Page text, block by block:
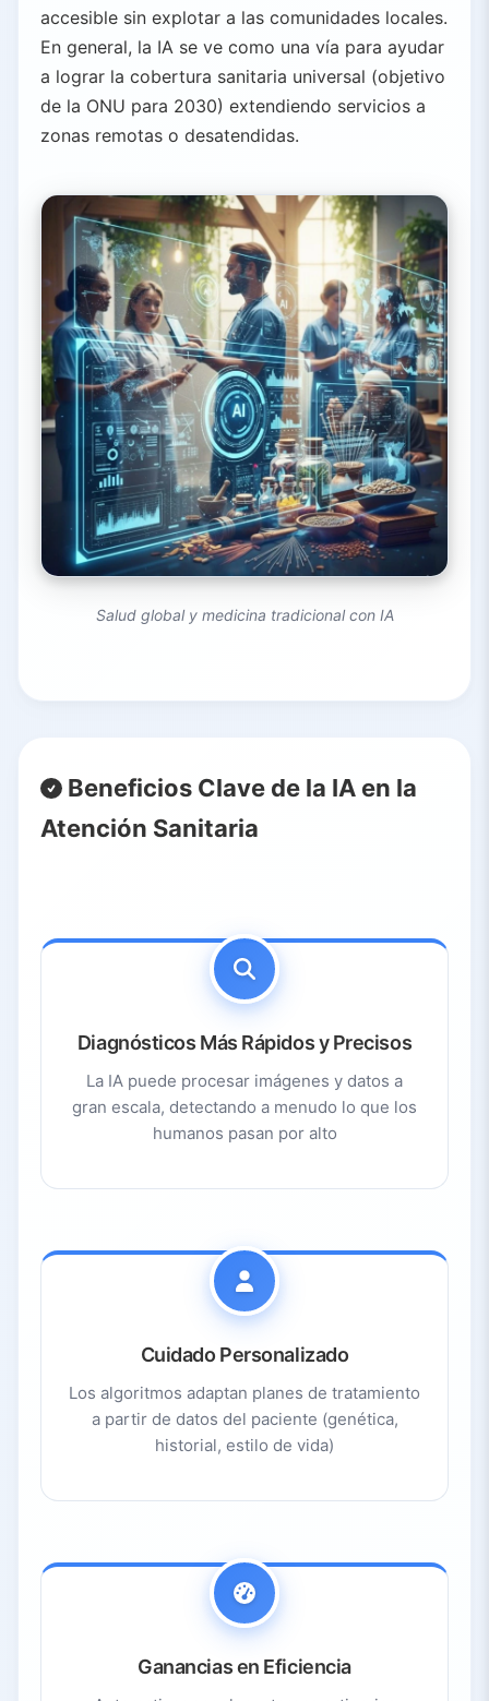
accesible sin explotar a las comunidades locales.
En general, la IA se ve como una vía para ayudar
a lograr la cobertura sanitaria universal (objetivo
de la ONU para 2030) extendiendo servicios a
zonas remotas o desatendidas.
Salud global y medicina tradicional con IA
Beneficios Clave de la IA en la
Atención Sanitaria
Diagnósticos Más Rápidos y Precisos
La IA puede procesar imágenes y datos a
gran escala, detectando a menudo lo que los
humanos pasan por alto
Cuidado Personalizado
Los algoritmos adaptan planes de tratamiento
a partir de datos del paciente (genética,
historial, estilo de vida)
Ganancias en Eficiencia